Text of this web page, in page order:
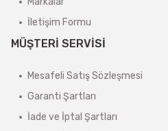
İletişim Formu
MÜŞTERİ SERVİSİ
Mesafeli Satış Sözleşmesi
Garanti Şartları
İade ve İptal Şartları